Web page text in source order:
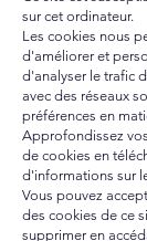
sur cet ordinateur.
Les cookies nous
d'améliorer et
d'analyser le trafic
avec des réseaux
préférences en
Approfondissez
de cookies en
d'informations sur
Vous pouvez
des cookies de ce
supprimer en